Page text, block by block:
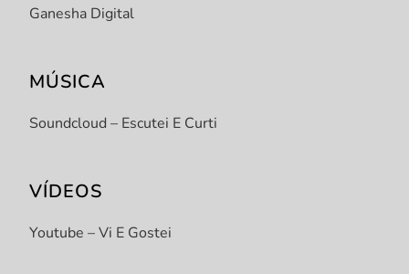
Ganesha Digital
MÚSICA
Soundcloud – Escutei E Curti
VÍDEOS
Youtube – Vi E Gostei